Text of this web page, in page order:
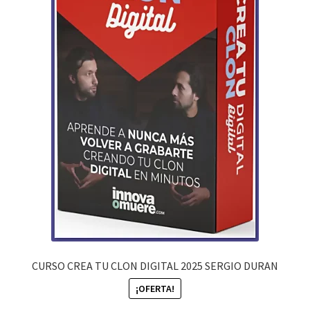
CURSO CREA TU CLON DIGITAL 2025 SERGIO DURAN
¡OFERTA!